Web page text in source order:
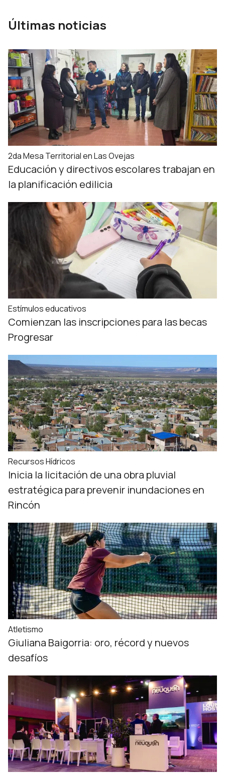
Últimas noticias
2da Mesa Territorial en Las Ovejas
Educación y directivos escolares trabajan en
la planificación edilicia
Estímulos educativos
Comienzan las inscripciones para las becas
Progresar
Recursos Hídricos
Inicia la licitación de una obra pluvial
estratégica para prevenir inundaciones en
Rincón
Atletismo
Giuliana Baigorria: oro, récord y nuevos
desafíos